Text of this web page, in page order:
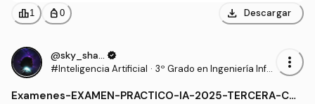
leaderboard1 personal_bag 0 download Descargar
@sky_shadow
verified
#Inteligencia Artificial · 3º Grado en Ingeniería Infor
ware (US)
more_vert
Examenes-EXAMEN-PRACTICO-IA-2025-TERCERA-CO